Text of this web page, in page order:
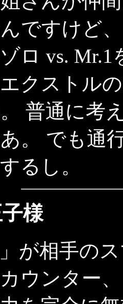
ですけど
ロ vs.
クストル
普通に考
。 でも通
るし。
様
」が相手の
ウンター